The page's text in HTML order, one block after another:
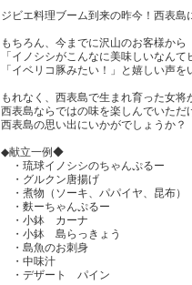
ジビエ料理ブーム到来の昨今！西表島
もちろん、今までに沢山のお客様から
「イノシシがこんなに美味しいなんて
「イベリコ豚みたい！」と嬉しい声を
もれなく、西表島で生まれ育った女将
西表島ならではの味を楽しんでいただ
西表島の思い出にいかがでしょうか？
◆献立一例◆
・琉球イノシシのちゃんぷるー
・グルクン唐揚げ
・煮物（ソーキ、パパイヤ、昆布）
・麩ーちゃんぷるー
・小鉢 カーナ
・小鉢 島らっきょう
・島魚のお刺身
・中味汁
・デザート パイン